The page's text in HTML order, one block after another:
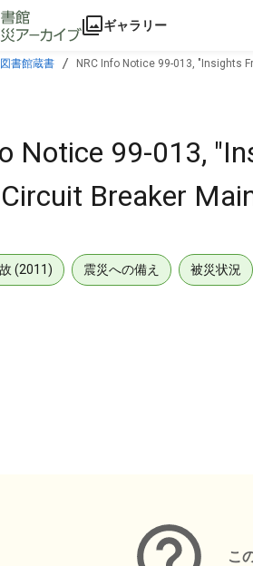
ギャラリー
書館蔵書 NRC Info Notice 99-013, "Insights
Notice 99-013,
Breaker
(2011) 震災への備え 被災状況
こ